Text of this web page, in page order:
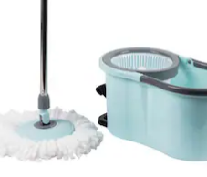
voor
& Comfort”